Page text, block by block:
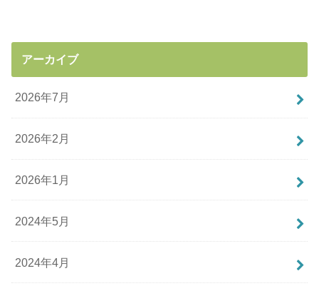
アーカイブ
2026年7月
2026年2月
2026年1月
2024年5月
2024年4月